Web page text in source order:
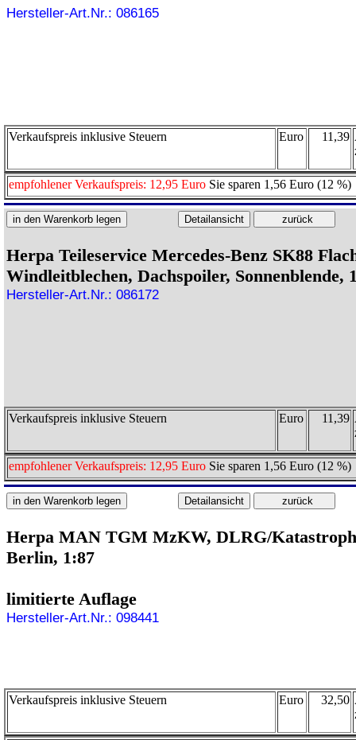
Hersteller-Art.Nr.: 086165
Verkaufspreis inklusive Steuern Euro 11,39
empfohlener Verkaufspreis: 12,95 Euro Sie sparen 1,56 Euro (12 %)
Herpa Teileservice Mercedes-Benz SK88
Windleitblechen, Dachspoiler, Sonnenblende,
Hersteller-Art.Nr.: 086172
Verkaufspreis inklusive Steuern Euro 11,39
empfohlener Verkaufspreis: 12,95 Euro Sie sparen 1,56 Euro (12 %)
Herpa MAN TGM MzKW, DLRG/
Berlin, 1:87
limitierte Auflage
Hersteller-Art.Nr.: 098441
Verkaufspreis inklusive Steuern Euro 32,50